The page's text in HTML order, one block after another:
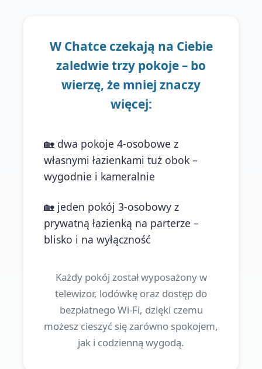
W Chatce czekają na Ciebie
zaledwie trzy pokoje – bo
wierzę, że mniej znaczy
więcej:
🏡 dwa pokoje 4-osobowe z
własnymi łazienkami tuż obok –
wygodnie i kameralnie
🏡 jeden pokój 3-osobowy z
prywatną łazienką na parterze –
blisko i na wyłączność
Każdy pokój został wyposażony w
telewizor, lodówkę oraz dostęp do
bezpłatnego Wi-Fi, dzięki czemu
możesz cieszyć się zarówno spokojem,
jak i codzienną wygodą.